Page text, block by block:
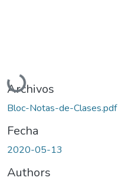
Cargando...
Archivos
Bloc-Notas-de-Clases.pdf
Fecha
2020-05-13
Authors